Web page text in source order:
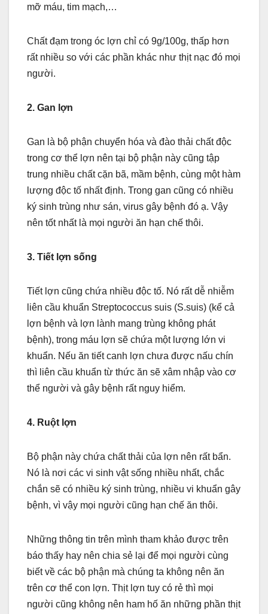
mỡ máu, tim mạch,…
Chất đạm trong óc lợn chỉ có 9g/100g, thấp hơn
rất nhiều so với các phần khác như thịt nạc đó mọi
người.
2. Gan lợn
Gan là bộ phận chuyển hóa và đào thải chất độc
trong cơ thể lợn nên tại bộ phận này cũng tập
trung nhiều chất cặn bã, mầm bệnh, cùng một hàm
lượng độc tố nhất định. Trong gan cũng có nhiều
ký sinh trùng như sán, virus gây bệnh đó ạ. Vậy
nên tốt nhất là mọi người ăn hạn chế thôi.
3. Tiết lợn sống
Tiết lợn cũng chứa nhiều độc tố. Nó rất dễ nhiễm
liên cầu khuẩn Streptococcus suis (S.suis) (kể cả
lợn bệnh và lợn lành mang trùng không phát
bệnh), trong máu lợn sẽ chứa một lượng lớn vi
khuẩn. Nếu ăn tiết canh lợn chưa được nấu chín
thì liên cầu khuẩn từ thức ăn sẽ xâm nhập vào cơ
thể người và gây bệnh rất nguy hiểm.
4. Ruột lợn
Bộ phận này chứa chất thải của lợn nên rất bẩn.
Nó là nơi các vi sinh vật sống nhiều nhất, chắc
chắn sẽ có nhiều ký sinh trùng, nhiều vi khuẩn gây
bệnh, vì vậy mọi người cũng hạn chế ăn thôi.
Những thông tin trên mình tham khảo được trên
báo thấy hay nên chia sẻ lại để mọi người cùng
biết về các bộ phận mà chúng ta không nên ăn
trên cơ thể con lợn. Thịt lợn tuy có rẻ thì mọi
người cũng không nên ham hố ăn những phần thịt